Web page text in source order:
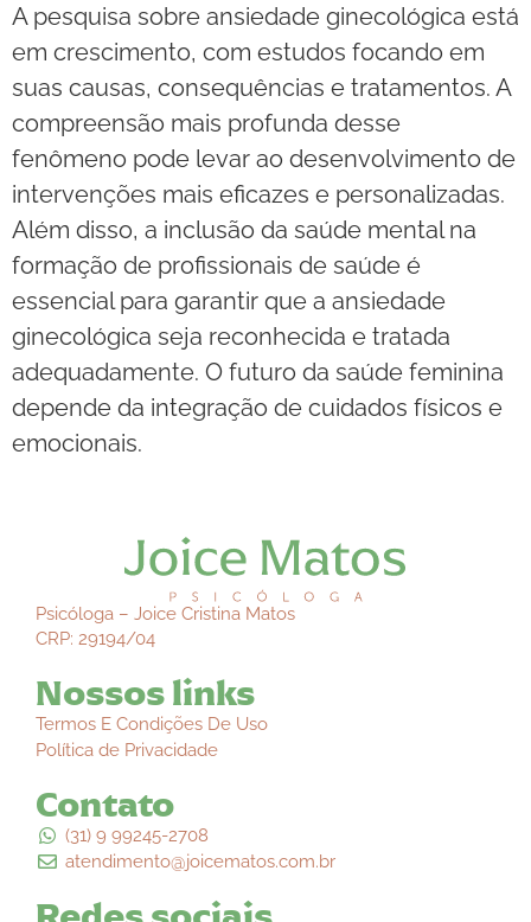
A pesquisa sobre ansiedade ginecológica está
em crescimento, com estudos focando em
suas causas, consequências e tratamentos. A
compreensão mais profunda desse
fenômeno pode levar ao desenvolvimento de
intervenções mais eficazes e personalizadas.
Além disso, a inclusão da saúde mental na
formação de profissionais de saúde é
essencial para garantir que a ansiedade
ginecológica seja reconhecida e tratada
adequadamente. O futuro da saúde feminina
depende da integração de cuidados físicos e
emocionais.
Psicóloga – Joice Cristina Matos
CRP: 29194/04
Nossos links
Termos E Condições De Uso
Política de Privacidade
Contato
(31) 9 99245-2708
atendimento@joicematos.com.br